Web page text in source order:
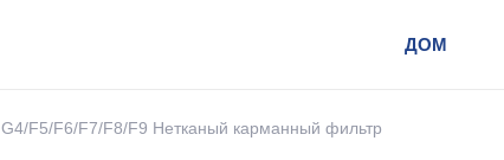
ДОМ
G4/F5/F6/F7/F8/F9 Нетканый карманный фильтр